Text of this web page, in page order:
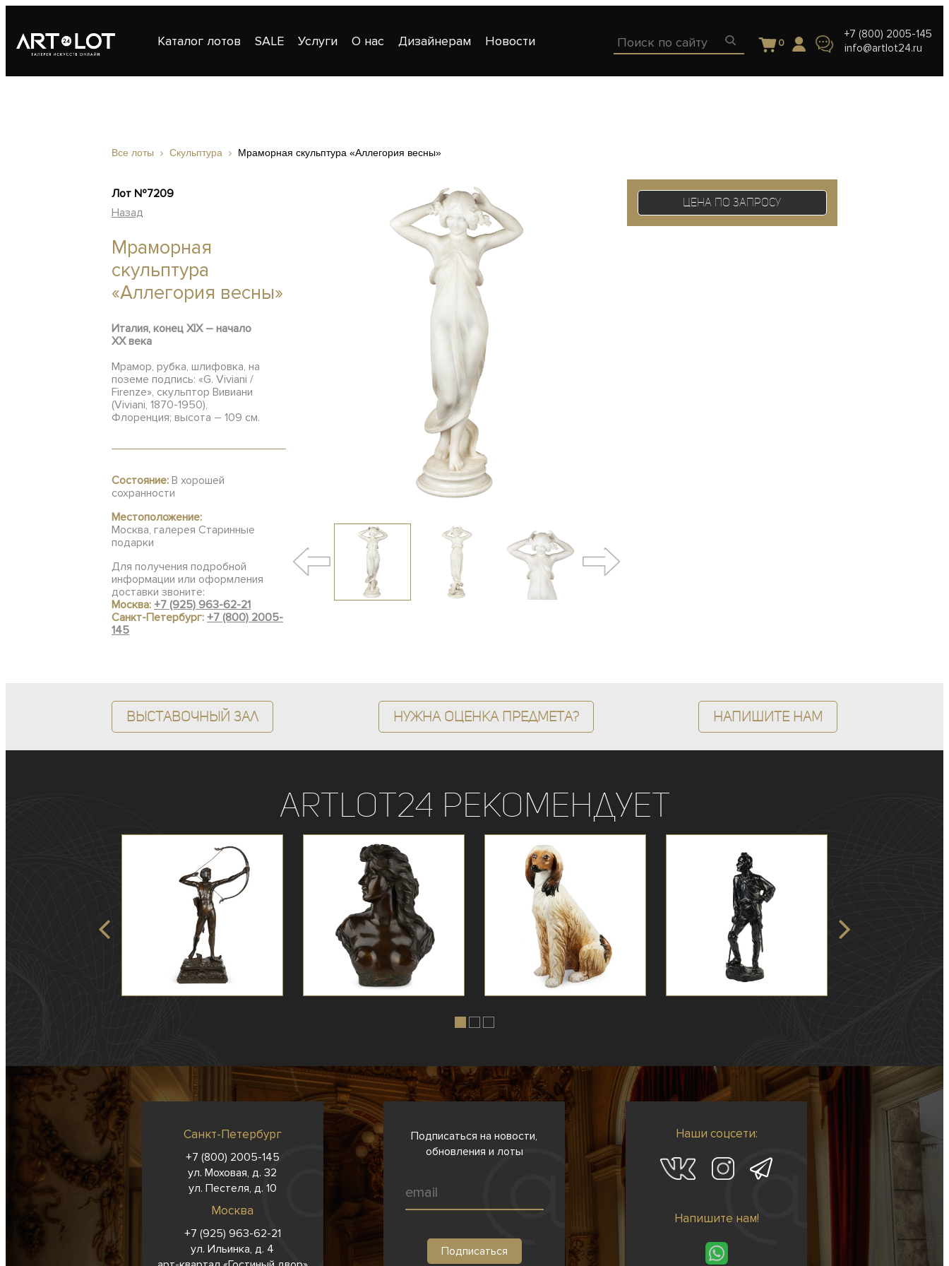
Каталог лотов SALE Услуги О нас Дизайнерам Новости 0
+7 (800) 2005-145
info@artlot24.ru
Все лоты Скульптура Мраморная скульптура «Аллегория весны»
Лот №7209
Назад
Мраморная
скульптура
«Аллегория весны»
Италия, конец XIX – начало
ХХвека
Мрамор, рубка, шлифовка, на
поземе подпись: «G. Viviani /
Firenze», скульптор Вивиани
(Viviani, 1870-1950),
Флоренция; высота – 109 см.
Состояние: В хорошей
сохранности
Местоположение:
Москва, галерея Старинные
подарки
Для получения подробной
информации или оформления
доставки звоните:
Москва: +7 (925) 963-62-21
Санкт-Петербург: +7 (800) 2005-
145
Цена по запросу
Выставочный зал Нужна оценка предмета? Напишите нам
ArtLot24 рекомендует
Санкт-Петербург
+7 (800) 2005-145
ул. Моховая, д. 32
ул. Пестеля, д. 10
Москва
+7 (925) 963-62-21
ул. Ильинка, д. 4
Подписаться на новости,
обновления и лоты
Наши соцсети:
Напишите нам!